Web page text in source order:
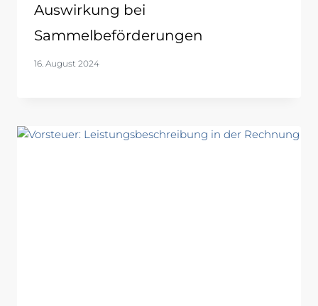
Auswirkung bei
Sammelbeförderungen
16. August 2024